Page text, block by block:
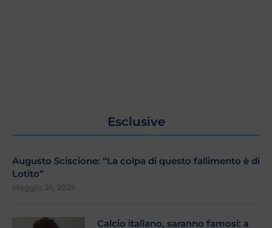
Esclusive
Augusto Sciscione: “La colpa di questo fallimento è di
Lotito”
Maggio 26, 2025
Calcio italiano, saranno famosi: a